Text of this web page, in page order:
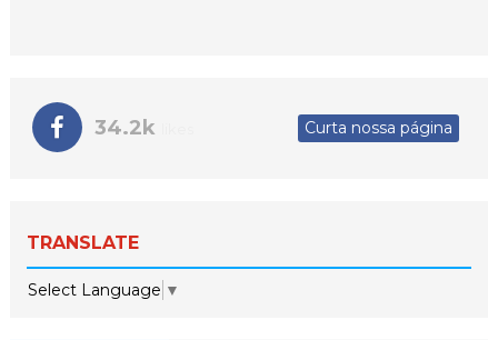
34.2k Curta nossa página
TRANSLATE
Select Language ▼